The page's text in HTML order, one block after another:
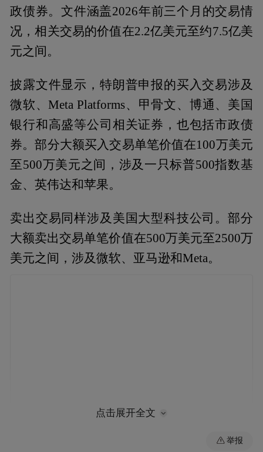
政债券。文件涵盖2026年前三个月的交易情
况，相关交易的价值在2.2亿美元至约7.5亿美
元之间。
披露文件显示，特朗普申报的买入交易涉及
微软、Meta Platforms、甲骨文、博通、美国
银行和高盛等公司相关证券，也包括市政债
券。部分大额买入交易单笔价值在100万美元
至500万美元之间，涉及一只标普500指数基
金、英伟达和苹果。
卖出交易同样涉及美国大型科技公司。部分
大额卖出交易单笔价值在500万美元至2500万
美元之间，涉及微软、亚马逊和Meta。
点击展开全文
举报